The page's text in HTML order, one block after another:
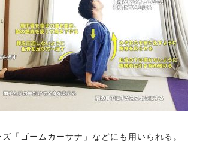
「ゴームカーサナ」などにも用いられる。